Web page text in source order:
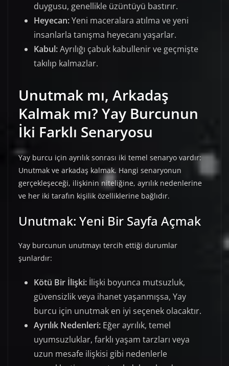
duygusu, genellikle üzüntüyü bastırır.
Heyecan:Yeni maceralara atılma ve yeni
insanlarla tanışma heyecanı yaşarlar.
Kabul:Ayrılığı çabuk kabullenir ve geçmişte
takılıp kalmazlar.
Unutmak mı, Arkadaş
Kalmak mı? Yay Burcunun
İki Farklı Senaryosu
Yay burcu için ayrılık sonrası iki temel senaryo vardır:
Unutmak ve arkadaş kalmak. Hangi senaryonun
gerçekleşeceği, ilişkinin niteliğine, ayrılık nedenlerine
ve her iki tarafın kişilik özelliklerine bağlıdır.
Unutmak: Yeni Bir Sayfa Açmak
Yay burcunun unutmayı tercih ettiği durumlar
şunlardır:
Kötü Bir İlişki: İlişki boyunca mutsuzluk,
güvensizlik veya ihanet yaşanmışsa, Yay
burcu için unutmak en iyi seçenek olacaktır.
Ayrılık Nedenleri: Eğer ayrılık, temel
uyumsuzluklar, farklı yaşam tarzları veya
uzun mesafe ilişkisi gibi nedenlerle